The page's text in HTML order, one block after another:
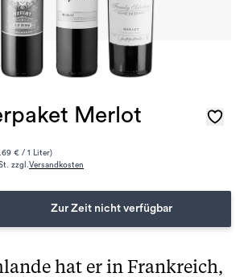
Merlot
€ / 1 Liter)
zzgl.Versandkosten
Zur Zeit nicht verfügbar
hat er in Frankreich,